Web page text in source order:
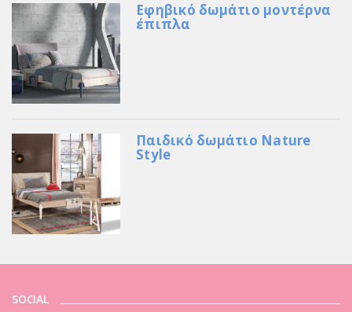
Εφηβικό δωμάτιο μοντέρνα
έπιπλα
Παιδικό δωμάτιο Nature
Style
SOCIAL